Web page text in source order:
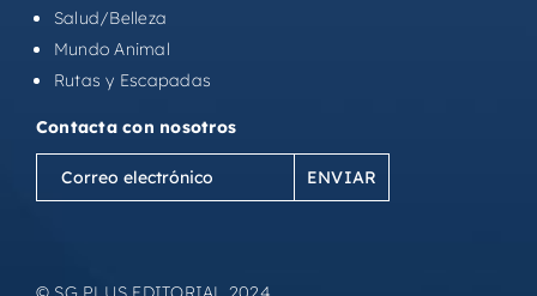
Salud/Belleza
Mundo Animal
Rutas y Escapadas
Contacta con nosotros
Correo
electrónico